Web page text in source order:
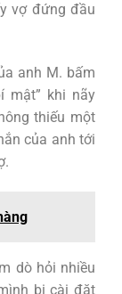
vợ đứng đầu
anh M. bấm
mật” khi nãy
thiếu một
của anh tới
dò hỏi nhiều
bị cài đặt